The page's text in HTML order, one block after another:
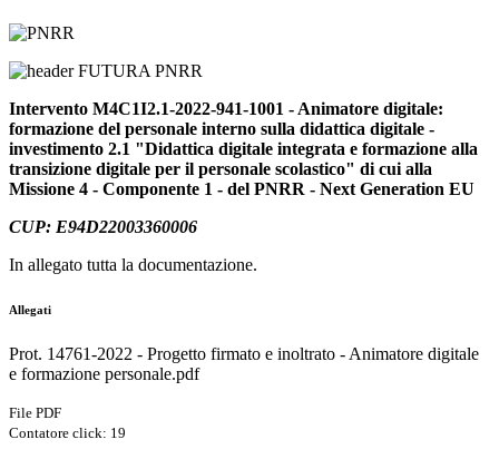
Intervento M4C1I2.1-2022-941-1001 - Animatore digitale:
formazione del personale interno sulla didattica digitale -
investimento 2.1 "Didattica digitale integrata e formazione alla
transizione digitale per il personale scolastico" di cui alla
Missione 4 - Componente 1 - del PNRR - Next Generation EU
CUP: E94D22003360006
In allegato tutta la documentazione.
Allegati
Prot. 14761-2022 - Progetto firmato e inoltrato - Animatore digitale
e formazione personale.pdf
File PDF
Contatore click: 19